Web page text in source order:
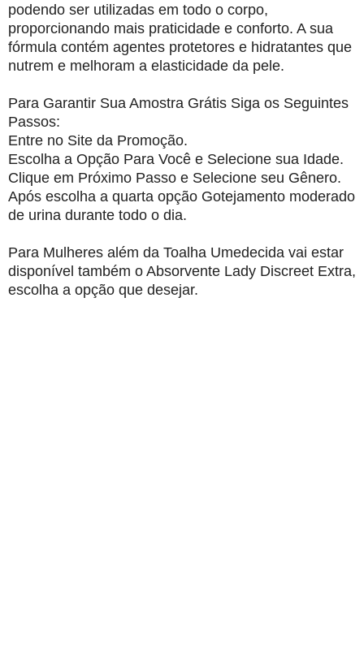
podendo ser utilizadas em todo o corpo,
proporcionando mais praticidade e conforto. A sua
fórmula contém agentes protetores e hidratantes que
nutrem e melhoram a elasticidade da pele.
Para Garantir Sua Amostra Grátis Siga os Seguintes
Passos:
Entre no Site da Promoção.
Escolha a Opção Para Você e Selecione sua Idade.
Clique em Próximo Passo e Selecione seu Gênero.
Após escolha a quarta opção Gotejamento moderado
de urina durante todo o dia.
Para Mulheres além da Toalha Umedecida vai estar
disponível também o Absorvente Lady Discreet Extra,
escolha a opção que desejar.